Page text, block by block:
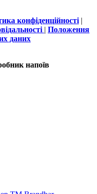
конфіденційності |
| Положення
даних
напоїв